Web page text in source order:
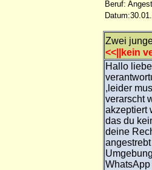
Beruf:
Zwei
<<||kein
Hallo
,leider
verarscht
akzeptiert
das du
deine